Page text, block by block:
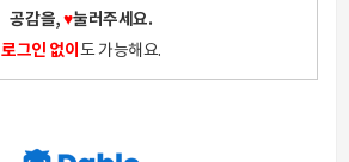
공감을,♥눌러주세요.
로그인 없이 도 가능해요.